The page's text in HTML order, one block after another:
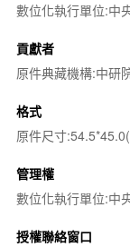
數位化執行單位:中
貢獻者
原件典藏機構:中研
格式
原件尺寸
管理權
數位化執行單位:中
授權聯絡窗口